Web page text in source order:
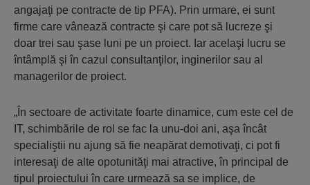
angajaţi pe contracte de tip PFA). Prin urmare, ei sunt
firme care vânează contracte şi care pot să lucreze şi
doar trei sau şase luni pe un proiect. Iar acelaşi lucru se
întâmplă şi în cazul consultanţilor, inginerilor sau al
managerilor de proiect.
„În sectoare de activitate foarte dinamice, cum este cel de
IT, schimbările de rol se fac la unu-doi ani, aşa încât
specialiştii nu ajung să fie neapărat demotivaţi, ci pot fi
interesaţi de alte opotunităţi mai atractive, în principal de
tipul proiectului în care urmează sa se implice, de